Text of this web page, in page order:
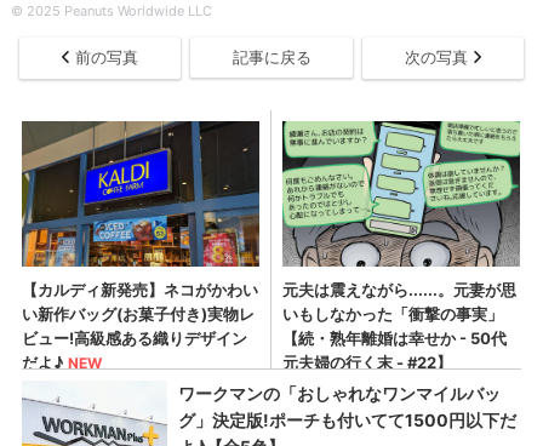
© 2025 Peanuts Worldwide LLC
前の写真 記事に戻る 次の写真